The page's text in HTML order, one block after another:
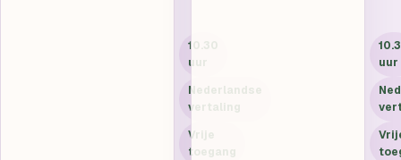
10.30
uur
Nederlandse
vertaling
Vrije
toegang
uur